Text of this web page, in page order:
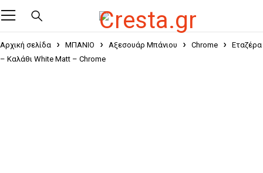
Αρχική σελίδα ΜΠΑΝΙΟ Αξεσουάρ Μπάνιου Chrome
Εταζέρα
– Καλάθι White Matt – Chrome